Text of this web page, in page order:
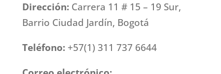
Dirección: Carrera 11 # 15 – 19 Sur,
Barrio Ciudad Jardín, Bogotá
Teléfono: +57(1) 311 737 6644